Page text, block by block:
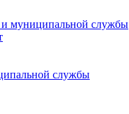
и муниципальной службы
службы